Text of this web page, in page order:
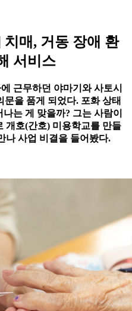
매, 거동 장애 환
서비스
근무하던 야마기와 사토시
을 품게 되었다. 포화 상태
는 게 맞을까? 그는 사람이
개호(간호) 미용학교를 만들
나 사업 비결을 들어봤다.